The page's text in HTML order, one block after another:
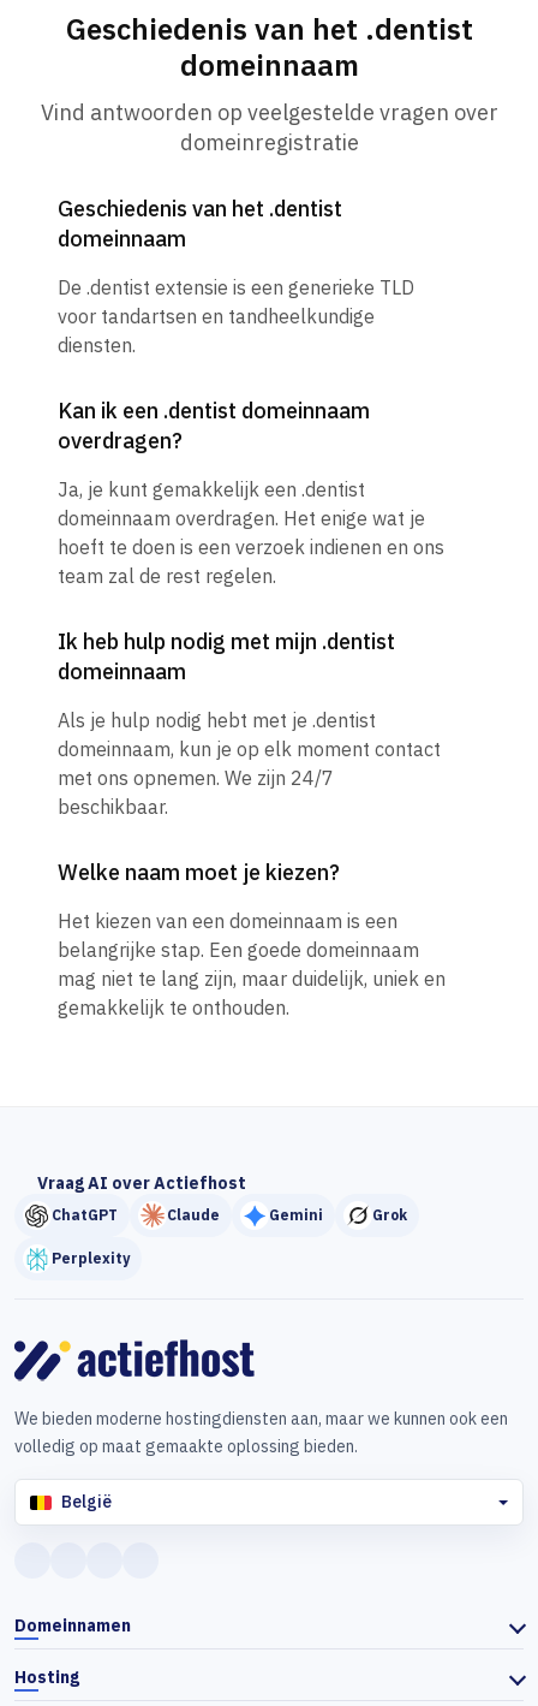
Geschiedenis van het .dentist
domeinnaam
Vind antwoorden op veelgestelde vragen over
domeinregistratie
Geschiedenis van het .dentist
domeinnaam
De .dentist extensie is een generieke TLD
voor tandartsen en tandheelkundige
diensten.
Kan ik een .dentist domeinnaam
overdragen?
Ja, je kunt gemakkelijk een .dentist
domeinnaam overdragen. Het enige wat je
hoeft te doen is een verzoek indienen en ons
team zal de rest regelen.
Ik heb hulp nodig met mijn .dentist
domeinnaam
Als je hulp nodig hebt met je .dentist
domeinnaam, kun je op elk moment contact
met ons opnemen. We zijn 24/7
beschikbaar.
Welke naam moet je kiezen?
Het kiezen van een domeinnaam is een
belangrijke stap. Een goede domeinnaam
mag niet te lang zijn, maar duidelijk, uniek en
gemakkelijk te onthouden.
Vraag AI over Actiefhost
ChatGPT Claude Gemini Grok
Perplexity
We bieden moderne hostingdiensten aan, maar we kunnen ook een
volledig op maat gemaakte oplossing bieden.
België
Domeinnamen
Hosting